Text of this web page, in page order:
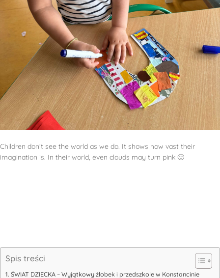
Children don’t see the world as we do. It shows how vast their
imagination is. In their world, even clouds may turn pink 🙂
Spis treści
ŚWIAT DZIECKA – Wyjątkowy żłobek i przedszkole w Konstancinie